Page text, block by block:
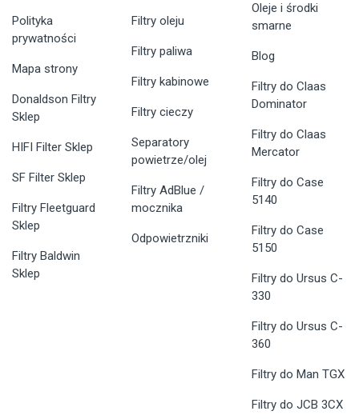
Polityka
prywatności
Mapa strony
Donaldson Filtry
Sklep
HIFI Filter Sklep
SF Filter Sklep
Filtry Fleetguard
Sklep
Filtry Baldwin
Sklep
Filtry oleju
Filtry paliwa
Filtry kabinowe
Filtry cieczy
Separatory
powietrze/olej
Filtry AdBlue /
mocznika
Odpowietrzniki
Oleje i środki
smarne
Blog
Filtry do Claas
Dominator
Filtry do Claas
Mercator
Filtry do Case
5140
Filtry do Case
5150
Filtry do Ursus C-
330
Filtry do Ursus C-
360
Filtry do Man TGX
Filtry do JCB 3CX